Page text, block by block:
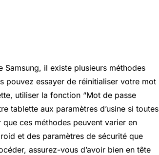
il existe plusieurs méthodes
pouvez essayer de réinitialiser votre mot
utiliser la fonction “Mot de passe
tablette aux paramètres d’usine si toutes
ces méthodes peuvent varier en
et des paramètres de sécurité que
assurez-vous d’avoir bien en tête